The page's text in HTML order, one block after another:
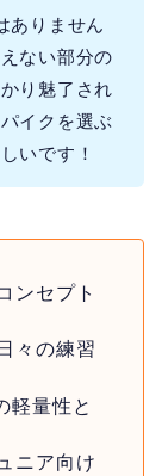
ありません
ない部分の
り魅了され
イクを選ぶ
いです！
ンセプト
々の練習
軽量性と
ニア向け